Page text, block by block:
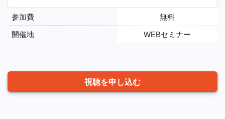
参加費
無料
開催地
WEBセミナー
視聴を申し込む